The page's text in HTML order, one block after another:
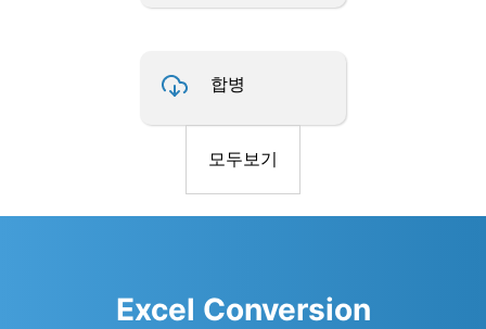
합병
모두보기
Excel Conversion